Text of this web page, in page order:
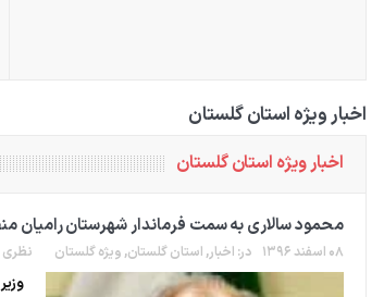
اخبار ویژه استان گلستان
اخبار ویژه استان گلستان
محمود سالاری به سمت فرماندار شهرستان رامیان
۰۸ اسفند ۱۳۹۶ در: اخبار,استان گلستان,ویژه گلستان نظری